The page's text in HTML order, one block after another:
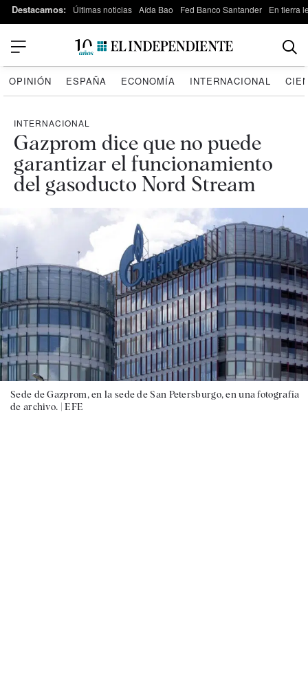
Destacamos: Últimas noticias Aída Bao Fed Banco Santander En tierra
OPINIÓN ESPAÑA ECONOMÍA INTERNACIONAL
INTERNACIONAL
Gazprom dice que no puede
garantizar el funcionamiento
del gasoducto Nord Stream
Sede de Gazprom, en la sede de San Petersburgo, en una fotografía
de archivo. |EFE